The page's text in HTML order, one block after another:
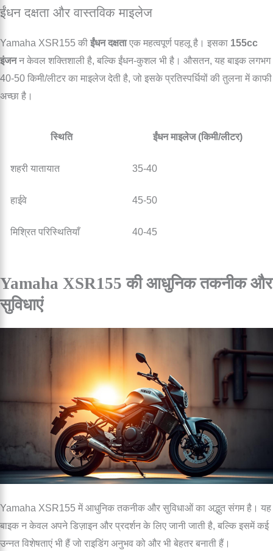
ईंधन दक्षता और वास्तविक माइलेज
Yamaha XSR155 की ईंधन दक्षताएक महत्वपूर्ण पहलू है। इसका 155cc
इंजनन केवल शक्तिशाली है, बल्कि ईंधन-कुशल भी है। औसतन, यह बाइक लगभग
40-50 किमी/लीटर का माइलेज देती है, जो इसके प्रतिस्पर्धियों की तुलना में काफी
अच्छा है।
स्थिति ईंधन माइलेज (किमी/लीटर)
शहरी यातायात 35-40
हाईवे 45-50
मिश्रित परिस्थितियाँ 40-45
Yamaha XSR155 की आधुनिक तकनीक और
सुविधाएं
Yamaha XSR155 में आधुनिक तकनीक और सुविधाओं का अद्भुत संगम है। यह
बाइक न केवल अपने डिज़ाइन और प्रदर्शन के लिए जानी जाती है, बल्कि इसमें कई
उन्नत विशेषताएं भी हैं जो राइडिंग अनुभव को और भी बेहतर बनाती हैं।